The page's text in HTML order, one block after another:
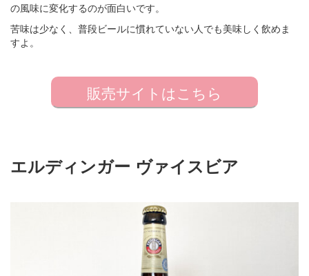
の風味に変化するのが面白いです。
苦味は少なく、普段ビールに慣れていない人でも美味しく飲めま
すよ。
販売サイトはこちら
エルディンガー ヴァイスビア